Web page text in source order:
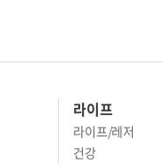
라이프
라이프/레저
건강